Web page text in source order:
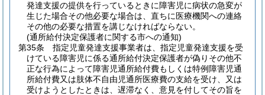
発達支援の提供を行っているときに障害児に病状の急変が
生じた場合その他必要な場合は、直ちに医療機関への連絡
その他の必要な措置を講じなければならない。
(通所給付決定保護者に関する市への通知)
第35条
指定児童発達支援事業者は、指定児童発達支援を受
けている障害児に係る通所給付決定保護者が偽りその他不
正な行為によって障害児通所給付費もしくは特例障害児通
所給付費又は肢体不自由児通所医療費の支給を受け、又は
受けようとしたときは、遅滞なく、意見を付してその旨を